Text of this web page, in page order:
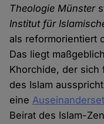
Theologie Münster
Institut für
als reformorientiert
Das liegt
Khorchide, der sich
des Islam
eine
Beirat des Islam-